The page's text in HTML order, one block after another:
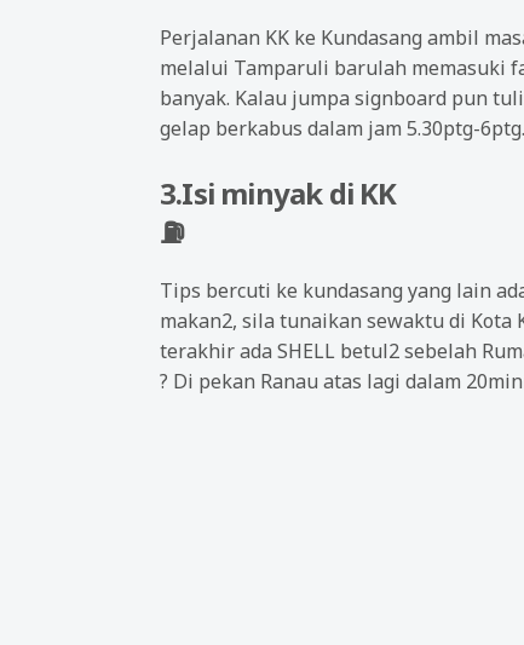
Perjalanan KK ke Kundasang ambil
melalui Tamparuli barulah memasuki
banyak. Kalau jumpa signboard pun
gelap berkabus dalam jam 5.30ptg-
3.Isi minyak di KK
⛽
Tips bercuti ke kundasang yang lain
makan2, sila tunaikan sewaktu di
terakhir ada SHELL betul2 sebelah
? Di pekan Ranau atas lagi dalam